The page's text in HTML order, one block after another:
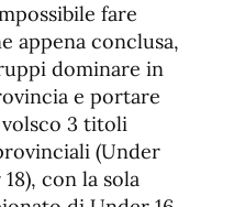
fare
appena conclusa,
dominare in
e portare
volsco 3 titoli
(Under
con la sola